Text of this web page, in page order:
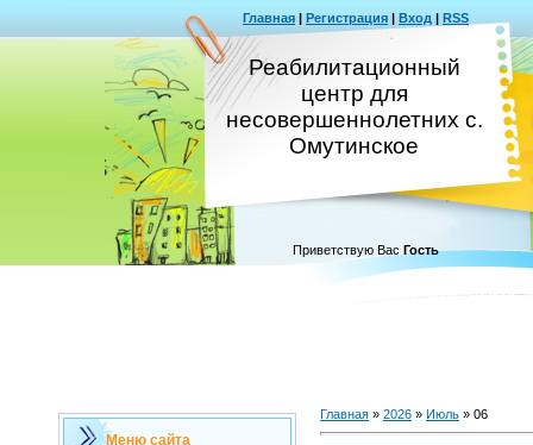
Главная | Регистрация | Вход | RSS
Реабилитационный
центр для
несовершеннолетних с.
Омутинское
Приветствую Вас Гость
Меню сайта
Главная » 2026 » Июль » 06